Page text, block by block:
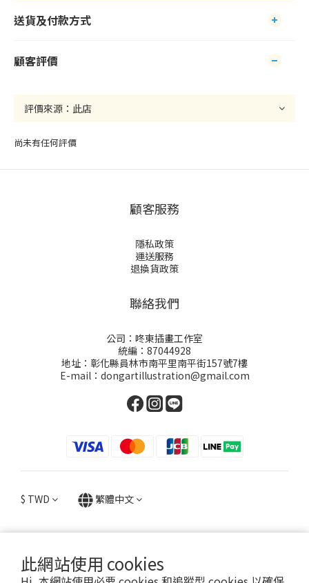
此網站使用 cookies
送貨及付款方式
顧客評價
尚未有任何評價
顧客服務
隱私政策
運送服務
退換貨政策
聯絡我們
公司：咚東插畫工作室
統編：87044928
地址：彰化縣員林市南平里南平街157號7樓
E-mail：dongartillustration@gmail.com
$ TWD 繁體中文
提醒您，我們不會以電話或簡訊方式通知變更付款方式。